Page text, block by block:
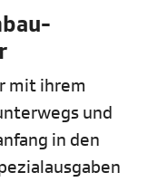
mit ihrem
und
in den